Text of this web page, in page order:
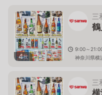
4枚
三
9:00～
神奈川県
三